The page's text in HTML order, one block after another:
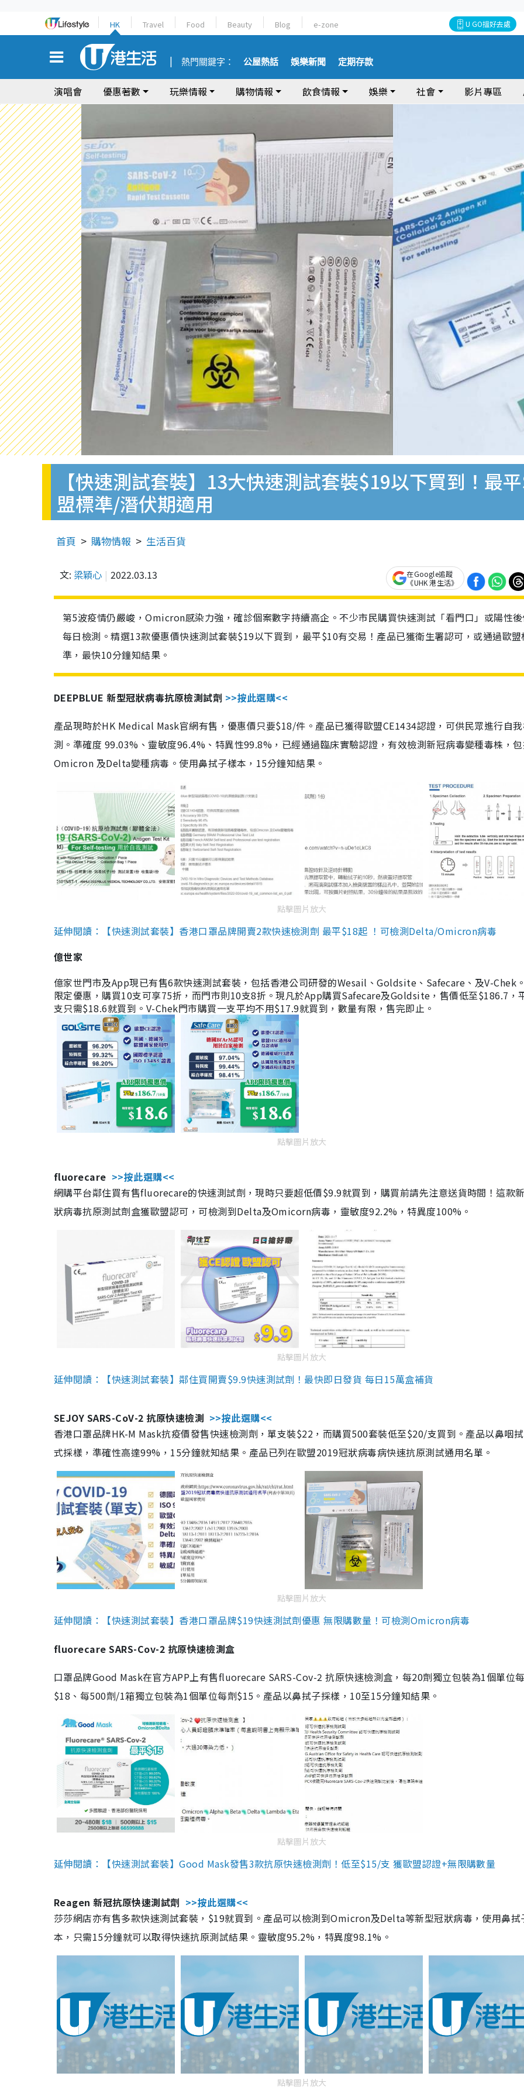
HK Travel Food Beauty Blog e-zone U GO搵好去處
熱門關鍵字： 公屋熱話 娛樂新聞 定期存款
演唱會 優惠著數 玩樂情報 購物情報 飲食情報 娛樂 社會 影片專區
【快速測試套裝】13大快速測試套裝$19以下買到！最
盟標準/潛伏期適用
首頁 購物情報 生活百貨
文: 梁穎心 2022.03.13
在Google追蹤
《UHK 港生活》
第5波疫情仍嚴峻，Omicron感染力強，確診個案數字持續高企。不少市民購買快速測試「看門口」或陽性
每日檢測。精選13款優惠價快速測試套裝$19以下買到，最平$10有交易！產品已獲衛生署認可，或通過歐盟
準，最快10分鐘知結果。
DEEPBLUE 新型冠狀病毒抗原檢測試劑 >>按此選購<<
產品現時於HK Medical Mask官網有售，優惠價只要$18/件。產品已獲得歐盟CE1434認證，可供民眾進行自
測。準確度 99.03%、靈敏度96.4%、特異性99.8%，已經通過臨床實驗認證，有效檢測新冠病毒變種毒株，
Omicron 及Delta變種病毒。使用鼻拭子樣本，15分鐘知結果。
點擊圖片放大
延伸閱讀：【快速測試套裝】香港口罩品牌開賣2款快速檢測劑 最平$18起 ！可檢測Delta/Omicron病毒
億世家
億家世門市及App現已有售6款快速測試套裝，包括香港公司研發的Wesail、Goldsite、Safecare、及V-Chek
限定優惠，購買10支可享75折，而門市則10支8折。現凡於App購買Safecare及Goldsite，售價低至$186.7，
支只需$18.6就買到。V-Chek門市購買一支平均不用$17.9就買到，數量有限，售完即止。
點擊圖片放大
fluorecare >>按此選購<<
網購平台鄰住買有售fluorecare的快速測試劑，現時只要超低價$9.9就買到，購買前請先注意送貨時間！這款
狀病毒抗原測試劑盒獲歐盟認可，可檢測到Delta及Omicorn病毒，靈敏度92.2%，特異度100%。
點擊圖片放大
延伸閱讀：【快速測試套裝】鄰住買開賣$9.9快速測試劑！最快即日發貨 每日15萬盒補貨
SEJOY SARS-CoV-2 抗原快速檢測 >>按此選購<<
香港口罩品牌HK-M Mask抗疫價發售快速檢測劑，單支裝$22，而購買500套裝低至$20/支買到。產品以鼻咽
式採樣，準確性高達99%，15分鐘就知結果。產品已列在歐盟2019冠狀病毒病快速抗原測試通用名單。
點擊圖片放大
延伸閱讀：【快速測試套裝】香港口罩品牌$19快速測試劑優惠 無限購數量！可檢測Omicron病毒
fluorecare SARS-Cov-2 抗原快速檢測盒
口罩品牌Good Mask在官方APP上有售fluorecare SARS-Cov-2 抗原快速檢測盒，每20劑獨立包裝為1個單位
$18、每500劑/1箱獨立包裝為1個單位每劑$15。產品以鼻拭子採樣，10至15分鐘知結果。
點擊圖片放大
延伸閱讀：【快速測試套裝】Good Mask發售3款抗原快速檢測劑！低至$15/支 獲歐盟認證+無限購數量
Reagen 新冠抗原快速測試劑 >>按此選購<<
莎莎網店亦有售多款快速測試套裝，$19就買到。產品可以檢測到Omicron及Delta等新型冠狀病毒，使用鼻拭
本，只需15分鐘就可以取得快速抗原測試結果。靈敏度95.2%，特異度98.1%。
點擊圖片放大